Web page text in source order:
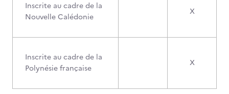
Inscrite au cadre de la
Nouvelle Calédonie
X
Inscrite au cadre de la
Polynésie française
X